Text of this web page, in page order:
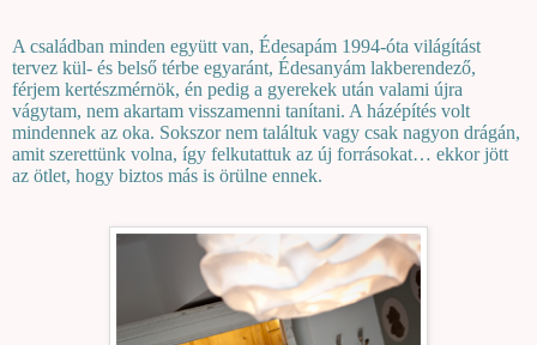
A családban minden együtt van, Édesapám 1994-óta világítást
tervez kül- és belső térbe egyaránt, Édesanyám lakberendező,
férjem kertészmérnök, én pedig a gyerekek után valami újra
vágytam, nem akartam visszamenni tanítani. A házépítés volt
mindennek az oka. Sokszor nem találtuk vagy csak nagyon drágán,
amit szerettünk volna, így felkutattuk az új forrásokat… ekkor jött
az ötlet, hogy biztos más is örülne ennek.